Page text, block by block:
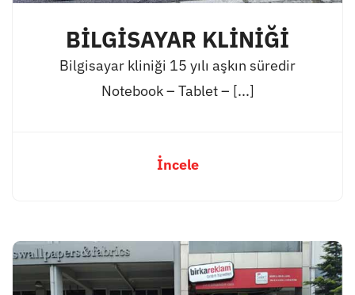
BİLGİSAYAR KLİNİĞİ
Bilgisayar kliniği 15 yılı aşkın süredir
Notebook – Tablet – [...]
İncele